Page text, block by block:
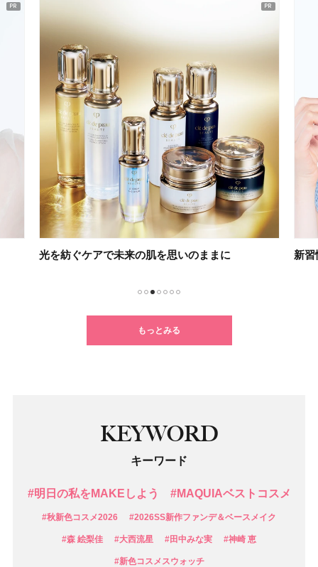
光を紡ぐケアで未来の肌を思いのままに 新習
もっとみる
KEYWORD
キーワード
#明日の私をMAKEしよう #MAQUIAベストコスメ
#秋新色コスメ2026 #2026SS新作ファンデ＆ベースメイク
#森 絵梨佳 #大西流星 #田中みな実 #神崎 恵
#新色コスメスウォッチ